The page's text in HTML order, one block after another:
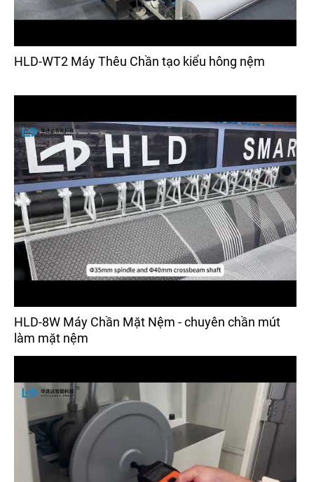
HLD-WT2 Máy Thêu Chần tạo kiểu hông nệm
HLD-8W Máy Chần Mặt Nệm - chuyên chần mút
làm mặt nệm